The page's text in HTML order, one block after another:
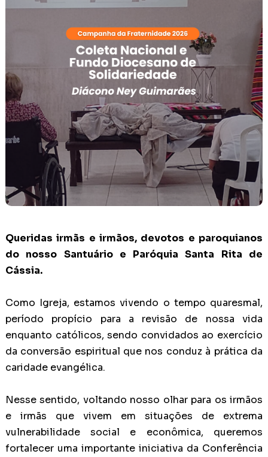
Queridas irmãs e irmãos, devotos e paroquianos
do nosso Santuário e Paróquia Santa Rita de
Cássia.
Como Igreja, estamos vivendo o tempo quaresmal,
período propício para a revisão de nossa vida
enquanto católicos, sendo convidados ao exercício
da conversão espiritual que nos conduz à prática da
caridade evangélica.
Nesse sentido, voltando nosso olhar para os irmãos
e irmãs que vivem em situações de extrema
vulnerabilidade social e econômica, queremos
fortalecer uma importante iniciativa da Conferência